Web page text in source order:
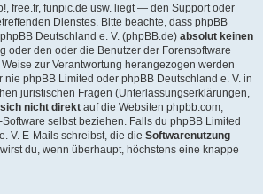
free.fr, funpic.de usw. liegt — den Support oder
Dienstes. Bitte beachte, dass phpBB
Deutschland e. V. (phpBB.de) absolut keinen
oder den oder die Benutzer der Forensoftware
zur Verantwortung herangezogen werden
phpBB Limited oder phpBB Deutschland e. V. in
juristischen Fragen (Unterlassungserklärungen,
sich nicht direkt auf die Websiten phpbb.com,
selbst beziehen. Falls du phpBB Limited
V. E-Mails schreibst, die die Softwarenutzung
du, wenn überhaupt, höchstens eine knappe